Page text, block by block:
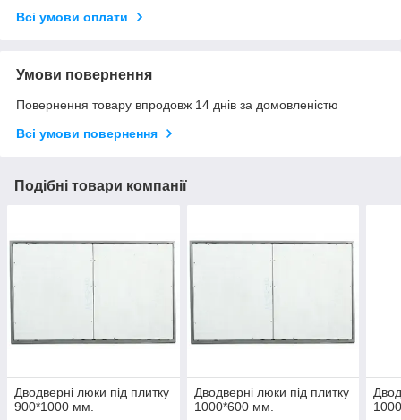
Всі умови оплати
Умови повернення
Повернення товару впродовж 14 днів за домовленістю
Всі умови повернення
Подібні товари компанії
Дводверні люки під плитку
900*1000 мм.
Дводверні люки під плитку
1000*600 мм.